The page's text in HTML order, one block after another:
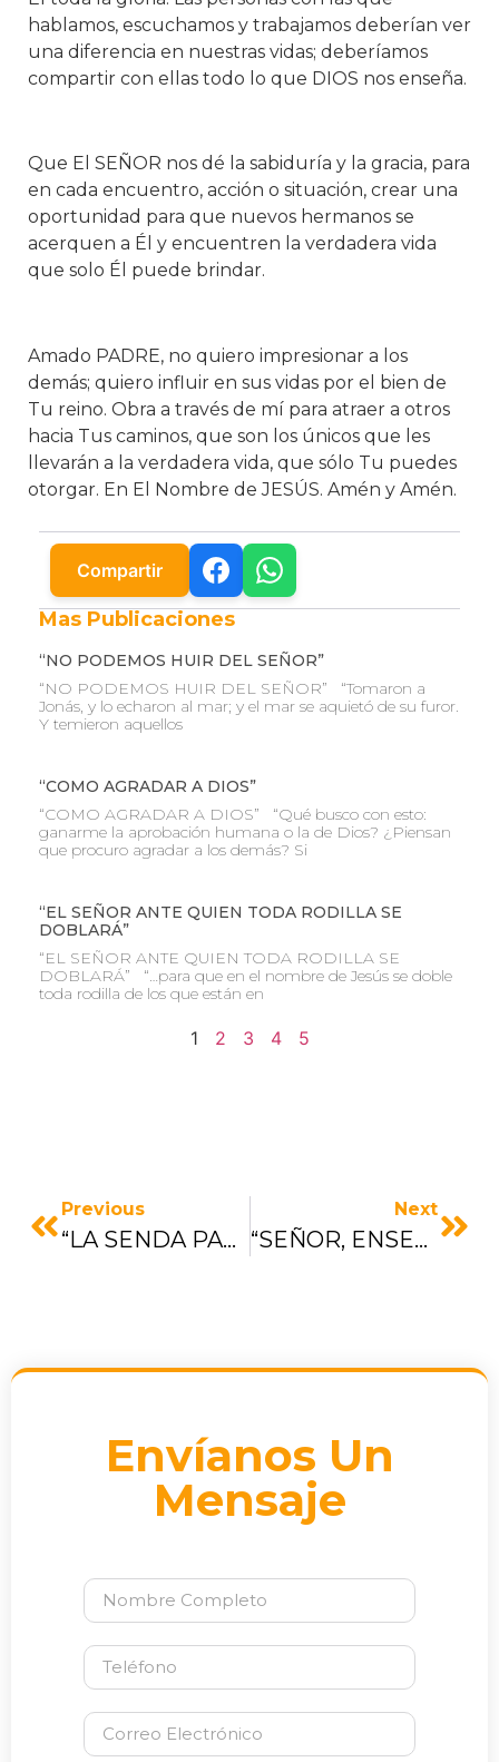
hablamos, escuchamos y trabajamos deberían ver
una diferencia en nuestras vidas; deberíamos
compartir con ellas todo lo que DIOS nos enseña.
Que El SEÑOR nos dé la sabiduría y la gracia, para
en cada encuentro, acción o situación, crear una
oportunidad para que nuevos hermanos se
acerquen a Él y encuentren la verdadera vida
que solo Él puede brindar.
Amado PADRE, no quiero impresionar a los
demás; quiero influir en sus vidas por el bien de
Tu reino. Obra a través de mí para atraer a otros
hacia Tus caminos, que son los únicos que les
llevarán a la verdadera vida, que sólo Tu puedes
otorgar. En El Nombre de JESÚS. Amén y Amén.
Compartir
Mas Publicaciones
“NO PODEMOS HUIR DEL SEÑOR”
“NO PODEMOS HUIR DEL SEÑOR” “Tomaron a
Jonás, y lo echaron al mar; y el mar se aquietó de su furor.
Y temieron aquellos
“COMO AGRADAR A DIOS”
“COMO AGRADAR A DIOS” “Qué busco con esto:
ganarme la aprobación humana o la de Dios? ¿Piensan
que procuro agradar a los demás? Si
“EL SEÑOR ANTE QUIEN TODA RODILLA SE
DOBLARÁ”
“EL SEÑOR ANTE QUIEN TODA RODILLA SE
DOBLARÁ” “…para que en el nombre de Jesús se doble
toda rodilla de los que están en
1 2 3 4 5
Previous
“LA SENDA PACIENTE“
Next
“SEÑOR, ENSEÑAME A ORAR”
Envíanos Un
Mensaje